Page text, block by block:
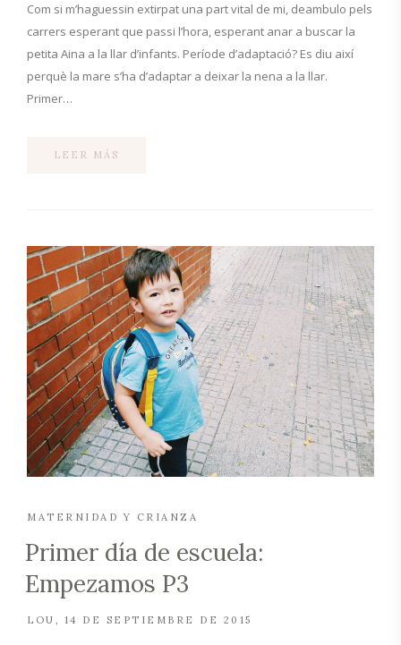
Com si m’haguessin extirpat una part vital de mi, deambulo pels
carrers esperant que passi l’hora, esperant anar a buscar la
petita Aina a la llar d’infants. Període d’adaptació? Es diu així
perquè la mare s’ha d’adaptar a deixar la nena a la llar.
Primer…
LEER MÁS
MATERNIDAD Y CRIANZA
Primer día de escuela:
Empezamos P3
LOU 14 DE SEPTIEMBRE DE 2015